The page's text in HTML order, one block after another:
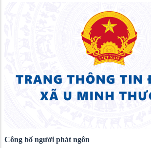
Công bố người phát ngôn